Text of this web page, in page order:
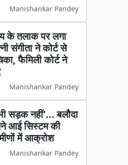
Manishankar Pandey
के तलाक पर लगा
संगीता ने कोर्ट से
फैमिली कोर्ट ने
Manishankar Pandey
सड़क नहीं'... बलौदा
आई सिस्टम की
में आक्रोश
Manishankar Pandey